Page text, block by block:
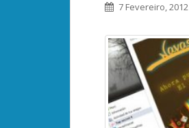
7 Fevereiro, 2012